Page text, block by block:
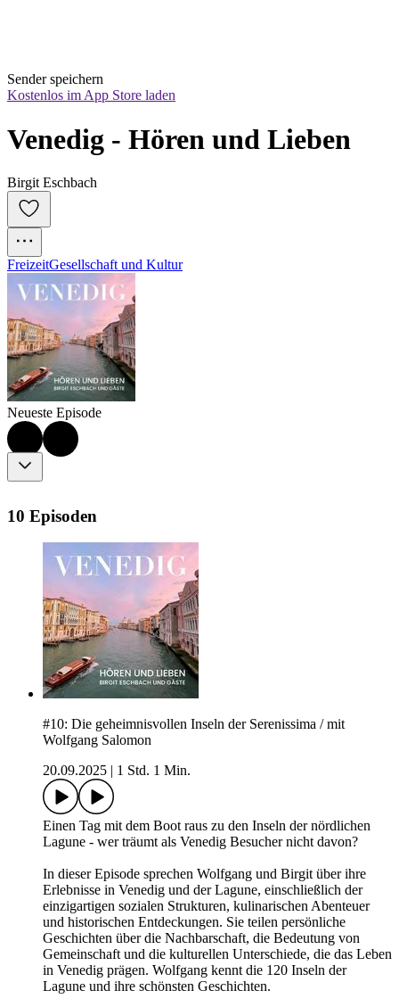
Sender speichern
Kostenlos im App Store laden
Venedig - Hören und Lieben
Birgit Eschbach
FreizeitGesellschaft und Kultur
Neueste Episode
10 Episoden
#10: Die geheimnisvollen Inseln der Serenissima / mit
Wolfgang Salomon
20.09.2025
1 Std. 1 Min.
Einen Tag mit dem Boot raus zu den Inseln der nördlichen
Lagune - wer träumt als Venedig Besucher nicht davon?
In dieser Episode sprechen Wolfgang und Birgit über ihre
Erlebnisse in Venedig und der Lagune, einschließlich der
einzigartigen sozialen Strukturen, kulinarischen Abenteuer
und historischen Entdeckungen. Sie teilen persönliche
Geschichten über die Nachbarschaft, die Bedeutung von
Gemeinschaft und die kulturellen Unterschiede, die das Leben
in Venedig prägen. Wolfgang kennt die 120 Inseln der
Lagune und ihre schönsten Geschichten.